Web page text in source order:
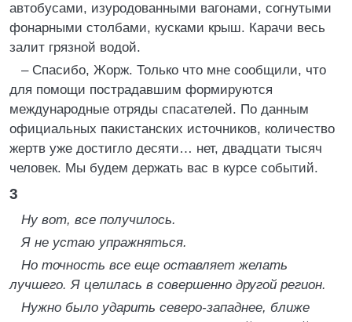
автобусами, изуродованными вагонами, согнутыми
фонарными столбами, кусками крыш. Карачи весь
залит грязной водой.
– Спасибо, Жорж. Только что мне сообщили, что
для помощи пострадавшим формируются
международные отряды спасателей. По данным
официальных пакистанских источников, количество
жертв уже достигло десяти… нет, двадцати тысяч
человек. Мы будем держать вас в курсе событий.
3
Ну вот, все получилось.
Я не устаю упражняться.
Но точность все еще оставляет желать
лучшего. Я целилась в совершенно другой регион.
Нужно было ударить северо-западнее, ближе